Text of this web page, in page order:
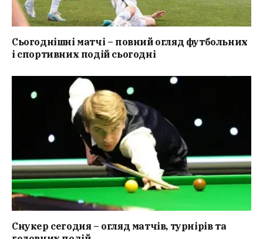
Сьогоднішні матчі – повний огляд футбольних
і спортивних подій сьогодні
Снукер сегодня – огляд матчів, турнірів та